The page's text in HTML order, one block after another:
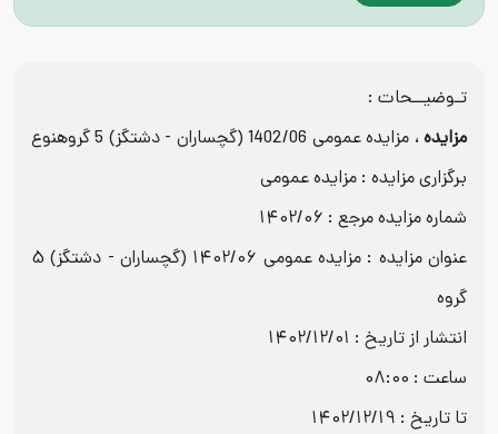
تـوضیــحات :
مزایده، مزایده عمومی 1402/06 (گچساران - دشتگز) 5 گروه
نوع
برگزاری مزایده : مزایده عمومی
شماره مزایده مرجع : 1402/06
عنوان مزایده : مزایده عمومی 1402/06 (گچساران - دشتگز) 5
گروه
انتشار از تاریخ : 1402/12/01
ساعت : 08:00
تا تاریخ : 1402/12/19